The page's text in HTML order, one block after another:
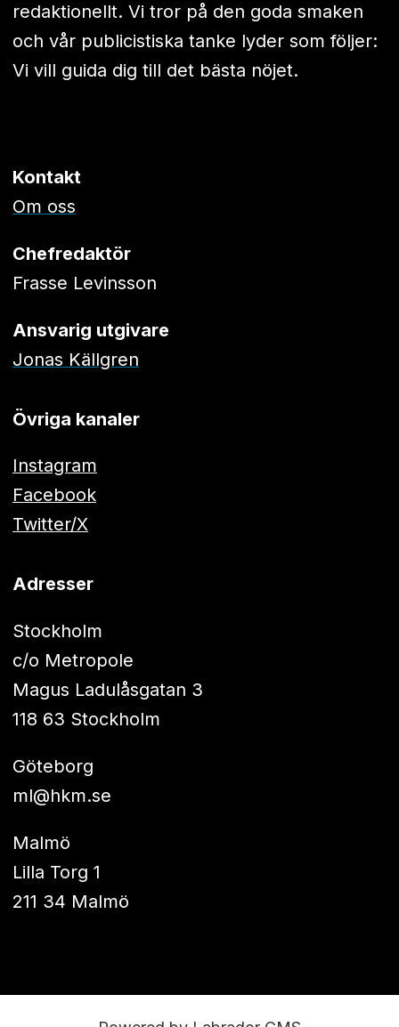
redaktionellt. Vi tror på den goda smaken
och vår publicistiska tanke lyder som följer:
Vi vill guida dig till det bästa nöjet.
Kontakt
Om oss
Chefredaktör
Frasse Levinsson
Ansvarig utgivare
Jonas Källgren
Övriga kanaler
Instagram
Facebook
Twitter/X
Adresser
Stockholm
c/o Metropole
Magus Ladulåsgatan 3
118 63 Stockholm
Göteborg
ml@hkm.se
Malmö
Lilla Torg 1
211 34 Malmö